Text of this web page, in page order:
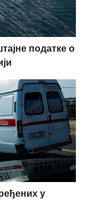
податке о
у